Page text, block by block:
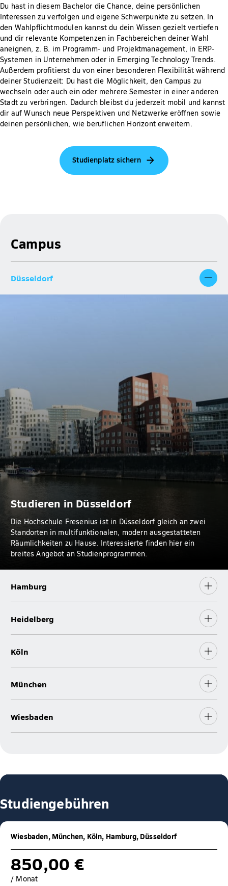
Du hast in diesem Bachelor die Chance, deine persönlichen
Interessen zu verfolgen und eigene Schwerpunkte zu setzen. In
den Wahlpflichtmodulen kannst du dein Wissen gezielt vertiefen
und dir relevante Kompetenzen in Fachbereichen deiner Wahl
aneignen, z. B. im Programm- und Projektmanagement, in ERP-
Systemen in Unternehmen oder in Emerging Technology Trends.
Außerdem profitierst du von einer besonderen Flexibilität während
deiner Studienzeit: Du hast die Möglichkeit, den Campus zu
wechseln oder auch ein oder mehrere Semester in einer anderen
Stadt zu verbringen. Dadurch bleibst du jederzeit mobil und kannst
dir auf Wunsch neue Perspektiven und Netzwerke eröffnen sowie
deinen persönlichen, wie beruflichen Horizont erweitern.
Studienplatz sichern
Campus
Düsseldorf
Studieren in Düsseldorf
Die Hochschule Fresenius ist in Düsseldorf gleich an zwei
Standorten in multifunktionalen, modern ausgestatteten
Räumlichkeiten zu Hause. Interessierte finden hier ein
breites Angebot an Studienprogrammen.
Hamburg
Heidelberg
Köln
München
Wiesbaden
Studiengebühren
Wiesbaden, München, Köln, Hamburg, Düsseldorf
850,00 €
/ Monat